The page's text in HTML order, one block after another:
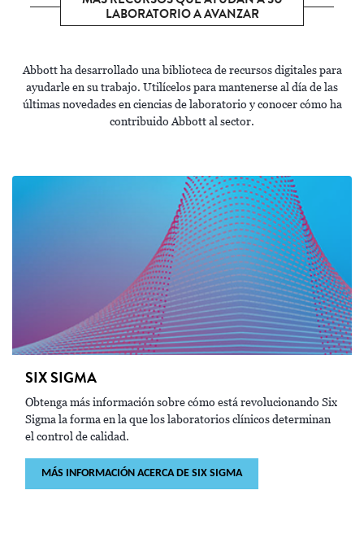
LABORATORIO A AVANZAR
Abbott ha desarrollado una biblioteca de recursos digitales para
ayudarle en su trabajo. Utilícelos para mantenerse al día de las
últimas novedades en ciencias de laboratorio y conocer cómo ha
contribuido Abbott al sector.
SIX SIGMA
Obtenga más información sobre cómo está revolucionando Six
Sigma la forma en la que los laboratorios clínicos determinan
el control de calidad.
MÁS INFORMACIÓN ACERCA DE SIX SIGMA